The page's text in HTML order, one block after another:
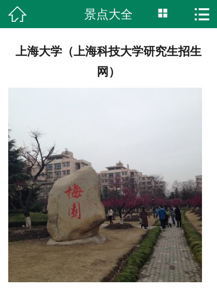
首页
特色美食
服务中心
综合内容
旅游百科
 景点大全  
上海大学（上海科技大学研究生招生
网）